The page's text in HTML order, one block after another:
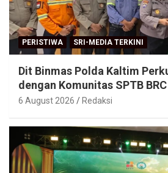
PERISTIWA SRI-MEDIA TERKINI
Dit Binmas Polda Kaltim
dengan Komunitas SPTB
6 August 2026 Redaksi